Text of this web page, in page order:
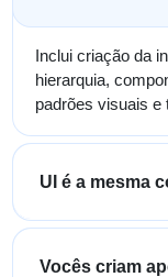
Inclui criação da
hierarquia,
padrões visuais e
UI é a mesma
Vocês criam